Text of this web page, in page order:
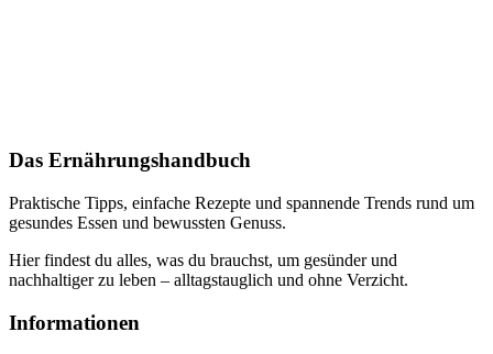
Das Ernährungshandbuch
Praktische Tipps, einfache Rezepte und spannende Trends rund um
gesundes Essen und bewussten Genuss.
Hier findest du alles, was du brauchst, um gesünder und
nachhaltiger zu leben – alltagstauglich und ohne Verzicht.
Informationen